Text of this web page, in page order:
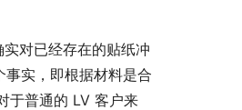
对已经存在的贴纸冲
事实，即根据材料是合
于普通的 LV 客户来